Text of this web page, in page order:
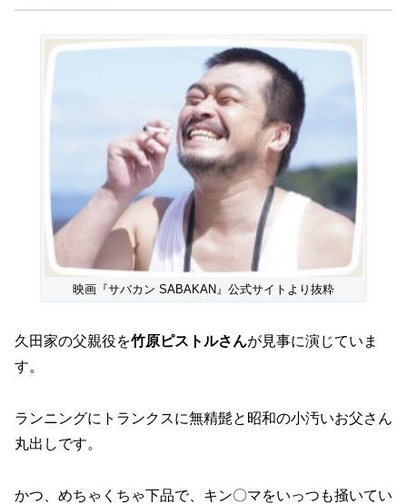
映画『サバカン SABAKAN』公式サイトより抜粋
久田家の父親役を竹原ピストルさんが見事に演じていま
す。
ランニングにトランクスに無精髭と昭和の小汚いお父さん
丸出しです。
かつ、めちゃくちゃ下品で、キン〇マをいっつも掻いてい